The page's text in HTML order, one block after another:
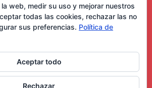
Legal y Condiciones de Uso
web, medir su uso y mejorar nuestros
todas las cookies, rechazar las no
sus preferencias. Política de
Aceptar todo
Rechazar